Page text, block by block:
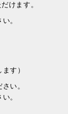
けます。
。
す）
い。
。